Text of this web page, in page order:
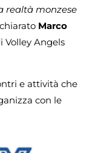
realtà monzese
Marco
Volley Angels
e attività che
con le